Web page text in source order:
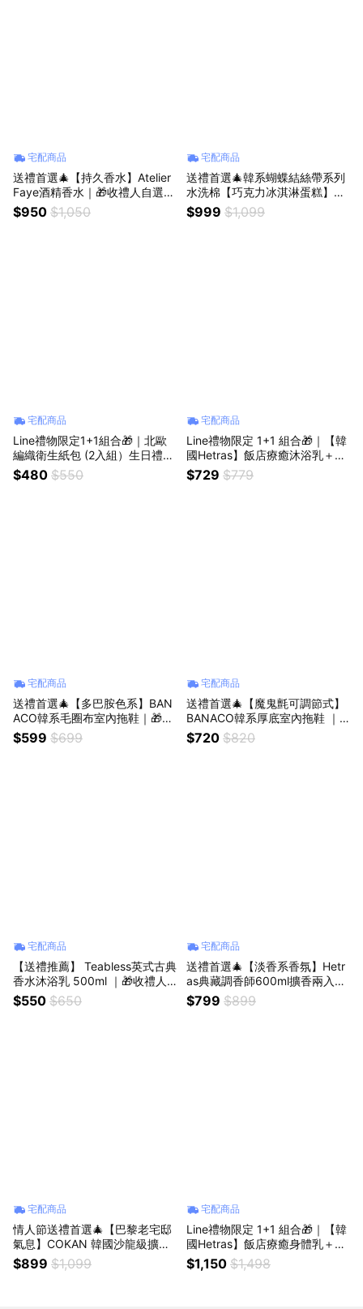
宅配商品
送禮首選🎄【持久香水】Atelier
Faye酒精香水｜🎁收禮人自選香
｜生日禮物 情人節禮物
$950 $1,050
宅配商品
送禮首選🎄韓系蝴蝶結絲帶系列
水洗棉【巧克力冰淇淋蛋糕】床
單床包組 ｜🎁收禮人自選香｜生
日禮物 情人節禮物
$999 $1,099
宅配商品
Line禮物限定1+1組合🎁｜北歐
編織衛生紙包 (2入組）生日禮物
情人節禮物
$480 $550
宅配商品
Line禮物限定 1+1 組合🎁｜【韓
國Hetras】飯店療癒沐浴乳＋
【法式浪漫】小香風加厚擦手巾
｜收禮人自選香 生日禮物 聖誕
$729 $779
宅配商品
送禮首選🎄【多巴胺色系】BAN
ACO韓系毛圈布室內拖鞋｜🎁收
禮人自選香｜生日禮物 情人節禮
物
$599 $699
宅配商品
送禮首選🎄【魔鬼氈可調節式】
BANACO韓系厚底室內拖鞋 ｜
🎁收禮人自選｜生日禮物 情侶鞋
$720 $820
宅配商品
【送禮推薦】 Teabless英式古典
香水沐浴乳 500ml ｜🎁收禮人
自選香｜生日禮物 情人節禮物
$550 $650
宅配商品
送禮首選🎄【淡香系香氛】Hetr
as典藏調香師600ml擴香兩入組
｜🎁收禮人自選香｜生日禮物 情
人節禮物
$799 $899
宅配商品
情人節送禮首選🎄【巴黎老宅邸
氣息】COKAN 韓國沙龍級擴香
｜🎁收禮人自選香｜生日禮物 情
人節禮物
$899 $1,099
宅配商品
Line禮物限定 1+1 組合🎁｜【韓
國Hetras】飯店療癒身體乳＋He
tras飯店療癒沐浴乳｜收禮人自
選香 生日禮物 聖誕送禮首選🎄
$1,150 $1,498